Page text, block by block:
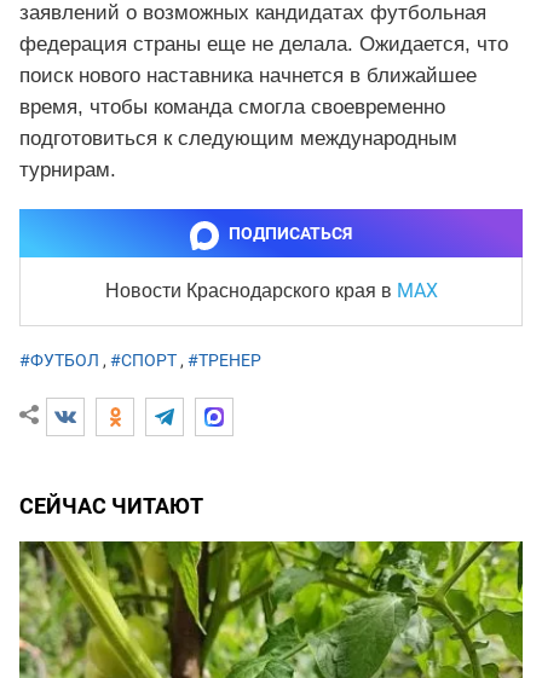
заявлений о возможных кандидатах футбольная
федерация страны еще не делала. Ожидается, что
поиск нового наставника начнется в ближайшее
время, чтобы команда смогла своевременно
подготовиться к следующим международным
турнирам.
ПОДПИСАТЬСЯ
Новости Краснодарского края в MAX
#ФУТБОЛ , #СПОРТ, #ТРЕНЕР
СЕЙЧАС ЧИТАЮТ